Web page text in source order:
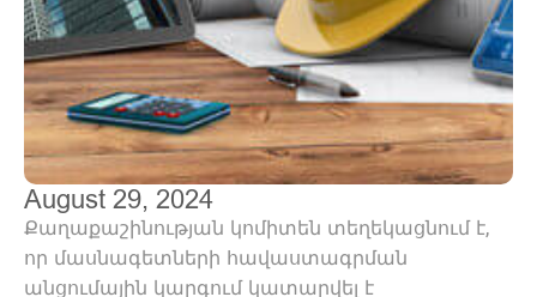
August 29, 2024
Քաղաքաշինության կոմիտեն տեղեկացնում է,
որ մասնագետների հավաստագրման
անցումային կարգում կատարվել է